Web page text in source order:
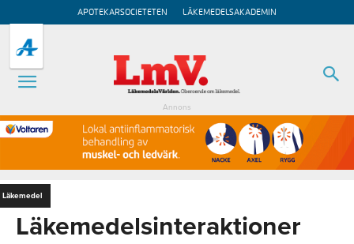
APOTEKARSOCIETETEN LÄKEMEDELSAKADEMIN
Annons
Läkemedel
Läkemedelsinteraktioner